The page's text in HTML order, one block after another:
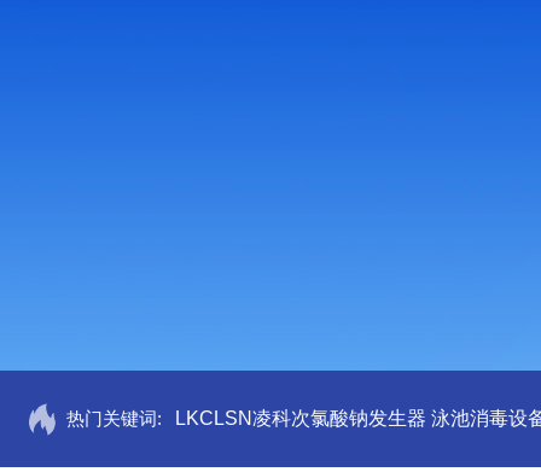
热门关键词: LKCLSN凌科次氯酸钠发生器 泳池消毒设